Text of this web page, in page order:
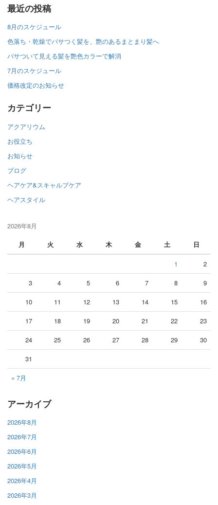
最近の投稿
8月のスケジュール
色落ち・乾燥でパサつく髪を、艶のあるまとまり髪へ
パサついて見える髪を艶色カラーで解消
7月のスケジュール
価格改定のお知らせ
カテゴリー
アクアリウム
お役立ち
お知らせ
ブログ
ヘアケア&スキャルプケア
ヘアスタイル
2026年8月
月
火 水 木 金 土 日
« 7月
1 2
3 4 5 6 7 8 9
10 11 12 13 14 15 16
17 18 19 20 21 22 23
24 25 26 27 28 29 30
31
アーカイブ
2026年8月
2026年7月
2026年6月
2026年5月
2026年4月
2026年3月